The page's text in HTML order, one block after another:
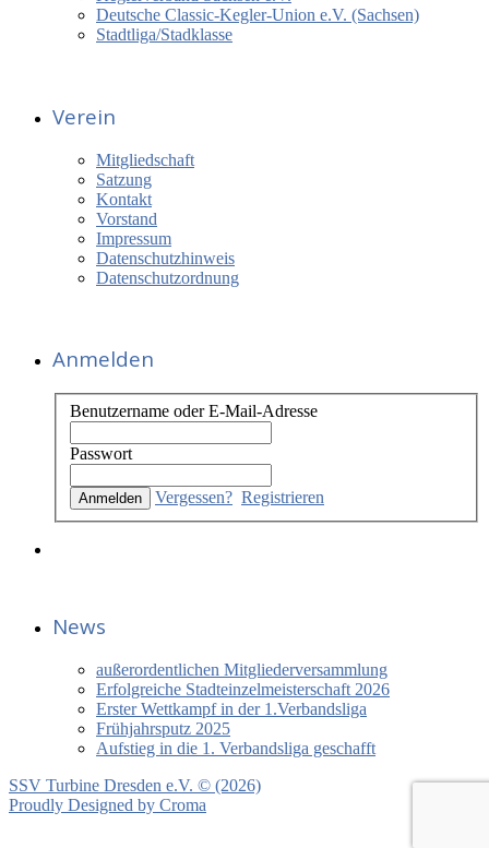
Deutsche Classic-Kegler-Union e.V. (Sachsen)
Stadtliga/Stadklasse
Verein
Mitgliedschaft
Satzung
Kontakt
Vorstand
Impressum
Datenschutzhinweis
Datenschutzordnung
Anmelden
Benutzername oder E-Mail-Adresse
Passwort
Vergessen? Registrieren
News
außerordentlichen Mitgliederversammlung
Erfolgreiche Stadteinzelmeisterschaft 2026
Erster Wettkampf in der 1.Verbandsliga
Frühjahrsputz 2025
Aufstieg in die 1. Verbandsliga geschafft
SSV Turbine Dresden e.V. © (2026)
Proudly Designed by Croma